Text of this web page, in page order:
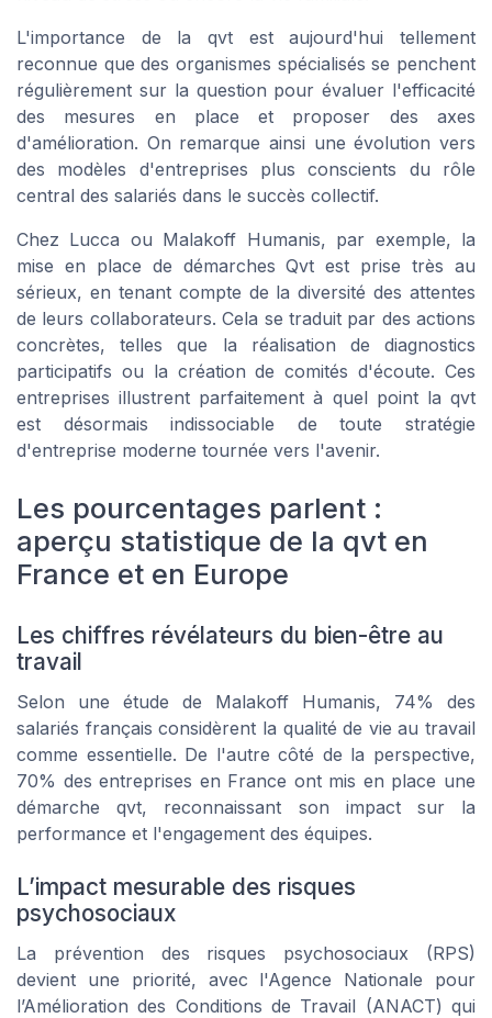
L'importance de la qvt est aujourd'hui tellement
reconnue que des organismes spécialisés se penchent
régulièrement sur la question pour évaluer l'efficacité
des mesures en place et proposer des axes
d'amélioration. On remarque ainsi une évolution vers
des modèles d'entreprises plus conscients du rôle
central des salariés dans le succès collectif.
Chez Lucca ou Malakoff Humanis, par exemple, la
mise en place de démarches Qvt est prise très au
sérieux, en tenant compte de la diversité des attentes
de leurs collaborateurs. Cela se traduit par des actions
concrètes, telles que la réalisation de diagnostics
participatifs ou la création de comités d'écoute. Ces
entreprises illustrent parfaitement à quel point la qvt
est désormais indissociable de toute stratégie
d'entreprise moderne tournée vers l'avenir.
Les pourcentages parlent :
aperçu statistique de la qvt en
France et en Europe
Les chiffres révélateurs du bien-être au
travail
Selon une étude de Malakoff Humanis, 74% des
salariés français considèrent la qualité de vie au travail
comme essentielle. De l'autre côté de la perspective,
70% des entreprises en France ont mis en place une
démarche qvt, reconnaissant son impact sur la
performance et l'engagement des équipes.
L’impact mesurable des risques
psychosociaux
La prévention des risques psychosociaux (RPS)
devient une priorité, avec l'Agence Nationale pour
l’Amélioration des Conditions de Travail (ANACT) qui